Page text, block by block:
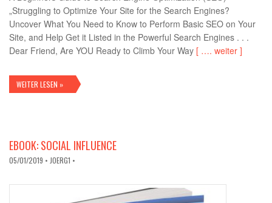
„Struggling to Optimize Your Site for the Search Engines?
Uncover What You Need to Know to Perform Basic SEO on Your
Site, and Help Get it Listed in the Powerful Search Engines . . .
Dear Friend, Are YOU Ready to Climb Your Way [ …. weiter ]
WEITER LESEN »
EBOOK: SOCIAL INFLUENCE
05/01/2019 • JOERG1 •